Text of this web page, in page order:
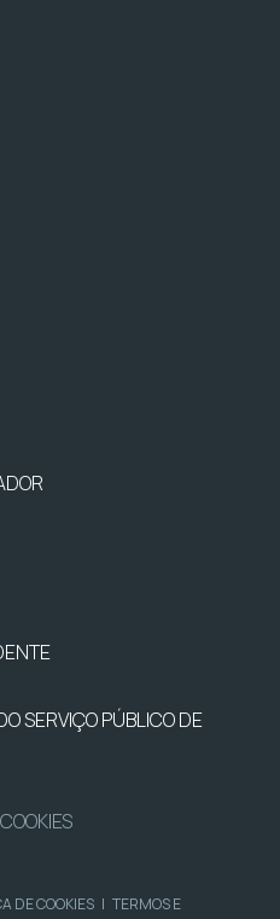
SERVIÇO PÚBLICO DE
DE COOKIES | TERMOS E